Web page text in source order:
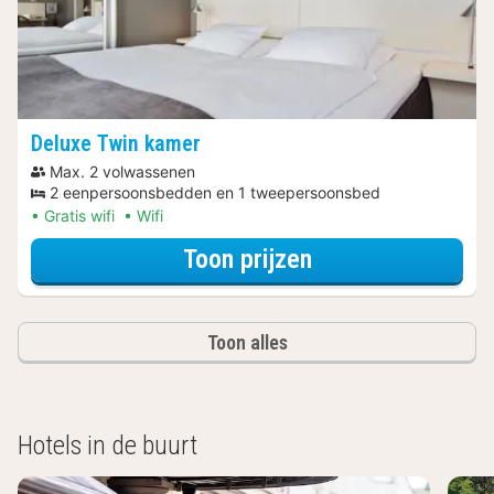
Deluxe Twin kamer
Max. 2 volwassenen
2 eenpersoonsbedden en 1 tweepersoonsbed
Gratis wifi
Wifi
Toon prijzenvoor Deluxe
Toon alles
Hotels in de buurt